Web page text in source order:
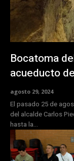
Bocatoma
acueducto
agosto 29, 2024
El pasado 25 de
del alcalde Carlos
hasta la...